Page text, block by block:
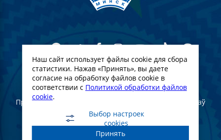
© Футбольны клуб Дынама-Мінск. 2022
Пры поўным або частковым выкарыстанні матэрыялаў
спасылка на афіцыйны сайт ФК "Дынама-Мінск"
абавязковая
Создание и продвижение сайта -
Наш сайт использует файлы cookie для сбора
статистики. Нажав «Принять», вы даете
согласие на обработку файлов cookie в
соответствии с Политикой обработки файлов
cookie.
Выбор настроек
cookies
Принять